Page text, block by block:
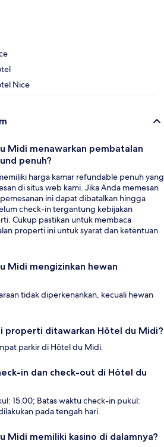
Nice
Midi menawarkan pembatalan
penuh?
harga kamar refundable penuh yang
di situs web kami. Jika Anda memesan
ini dapat dibatalkan hingga
check-in tergantung kebijakan
Cukup pastikan untuk membaca
properti ini untuk syarat dan ketentuan
Midi mengizinkan hewan
tidak diperkenankan, kecuali hewan
properti ditawarkan Hôtel du Midi?
parkir di Hôtel du Midi.
in dan check-out di Hôtel du
15.00; Batas waktu check-in pukul:
pada tengah hari.
Midi memiliki kasino di dalamnya?